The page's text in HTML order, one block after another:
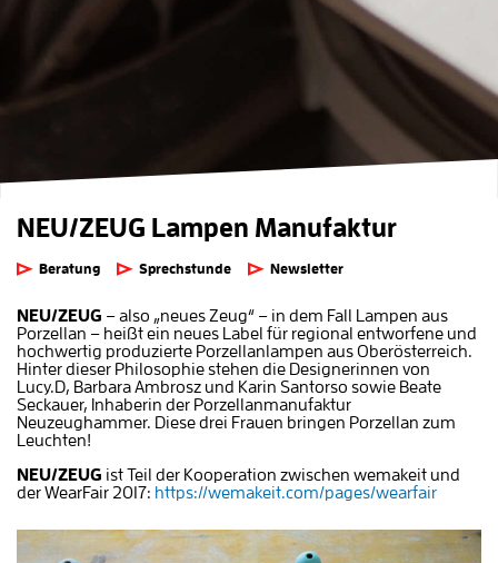
NEU/ZEUG Lampen Manufaktur
Beratung Sprechstunde Newsletter
NEU/ZEUG – also „neues Zeug“ – in dem Fall Lampen aus
Porzellan – heißt ein neues Label für regional entworfene und
hochwertig produzierte Porzellanlampen aus Oberösterreich.
Hinter dieser Philosophie stehen die Designerinnen von
Lucy.D, Barbara Ambrosz und Karin Santorso sowie Beate
Seckauer, Inhaberin der Porzellanmanufaktur
Neuzeughammer. Diese drei Frauen bringen Porzellan zum
Leuchten!
NEU/ZEUG ist Teil der Kooperation zwischen wemakeit und
der WearFair 2017: https://wemakeit.com/pages/wearfair